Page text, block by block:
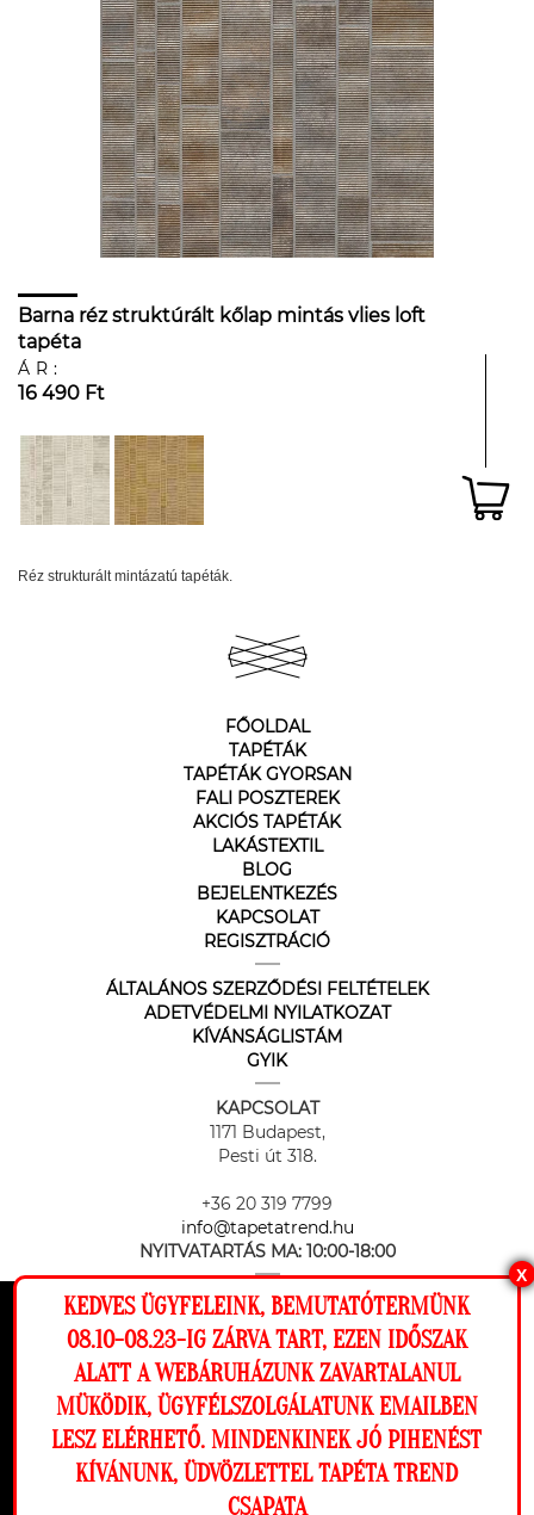
Ez a weboldal cookie-kat használ, hogy a
lehető legjobb élményt nyújtsa honlapunkon.
Beállítások
Elutasítom Engedélyezem
Barna réz struktúrált kőlap mintás vlies loft
tapéta
ÁR:
16 490 Ft
Réz strukturált mintázatú tapéták.
FŐOLDAL
TAPÉTÁK
TAPÉTÁK GYORSAN
FALI POSZTEREK
AKCIÓS TAPÉTÁK
LAKÁSTEXTIL
BLOG
BEJELENTKEZÉS
KAPCSOLAT
REGISZTRÁCIÓ
ÁLTALÁNOS SZERZŐDÉSI FELTÉTELEK
ADETVÉDELMI NYILATKOZAT
KÍVÁNSÁGLISTÁM
GYIK
KAPCSOLAT
1171 Budapest,
Pesti út 318.
+36 20 319 7799
info@tapetatrend.hu
NYITVATARTÁS MA: 10:00-18:00
Az online fizetést a Barion Payment Zrt. biztosítja, MNB engedély
száma: H-EN-I-1064/2013
X
KEDVES ÜGYFELEINK, BEMUTATÓTERMÜNK
08.10-08.23-IG ZÁRVA TART, EZEN IDŐSZAK
ALATT A WEBÁRUHÁZUNK ZAVARTALANUL
MÜKÖDIK, ÜGYFÉLSZOLGÁLATUNK EMAILBEN
LESZ ELÉRHETŐ. MINDENKINEK JÓ PIHENÉST
KÍVÁNUNK, ÜDVÖZLETTEL TAPÉTA TREND
CSAPATA